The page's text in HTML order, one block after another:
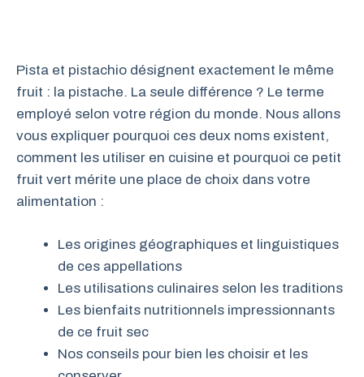
Pista et pistachio désignent exactement le même
fruit : la pistache. La seule différence ? Le terme
employé selon votre région du monde. Nous allons
vous expliquer pourquoi ces deux noms existent,
comment les utiliser en cuisine et pourquoi ce petit
fruit vert mérite une place de choix dans votre
alimentation :
Les origines géographiques et linguistiques
de ces appellations
Les utilisations culinaires selon les traditions
Les bienfaits nutritionnels impressionnants
de ce fruit sec
Nos conseils pour bien les choisir et les